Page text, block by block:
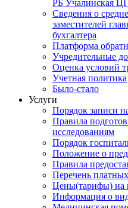
РБ Учалинская
Сведения о
заместителей
бухгалтера
Платформа
Учредительные
Оценка условий
Учетная политика
Было-стало
Услуги
Порядок записи
Правила
исследованиям
Порядок
Положение о
Правила
Перечень
Цены(тарифы) на
Информация о